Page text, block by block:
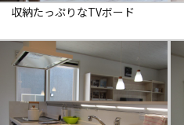
収納たっぷりなTVボード